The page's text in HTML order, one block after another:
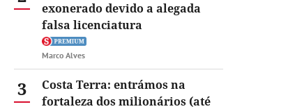
exonerado devido a alegada
falsa licenciatura
Marco Alves
3
Costa Terra: entrámos na
fortaleza dos milionários (até